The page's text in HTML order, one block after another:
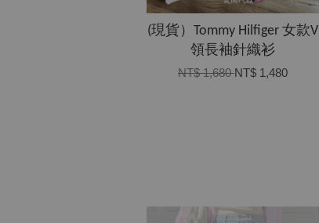
(現貨）Tommy Hilfiger 女款V
領長袖針織衫
NT$ 1,680NT$ 1,480